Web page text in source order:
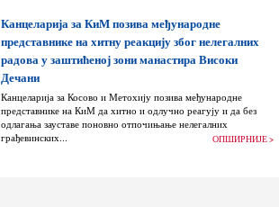
Канцеларија за КиМ позива међународне
представнике на хитну реакцију због нелегалних
радова у заштићеној зони манастира Високи
Дечани
Канцеларија за Косово и Метохију позива међународне
представнике на КиМ да хитно и одлучно реагују и да без
одлагања зауставе поновно отпочињање нелегалних
грађевинских...
ОПШИРНИЈЕ >